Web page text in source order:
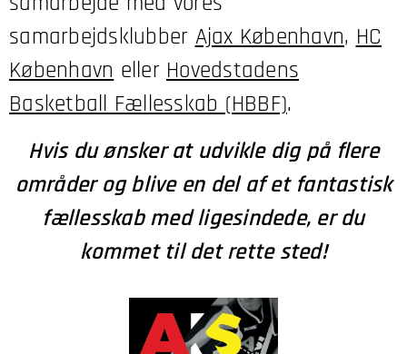
samarbejdsklubber Ajax København, HC
København eller Hovedstadens
Basketball Fællesskab (HBBF).
Hvis du ønsker at udvikle dig på flere
områder og blive en del af et fantastisk
fællesskab med ligesindede, er du
kommet til det rette sted!